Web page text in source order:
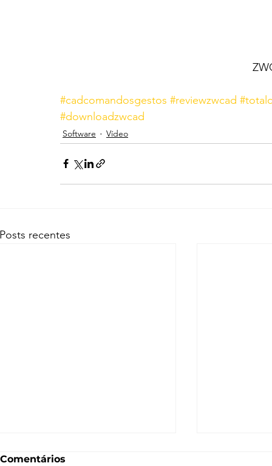
#cadcomandosgestos #reviewzwcad
#downloadzwcad
Software Vídeo
Posts recentes
Comentários